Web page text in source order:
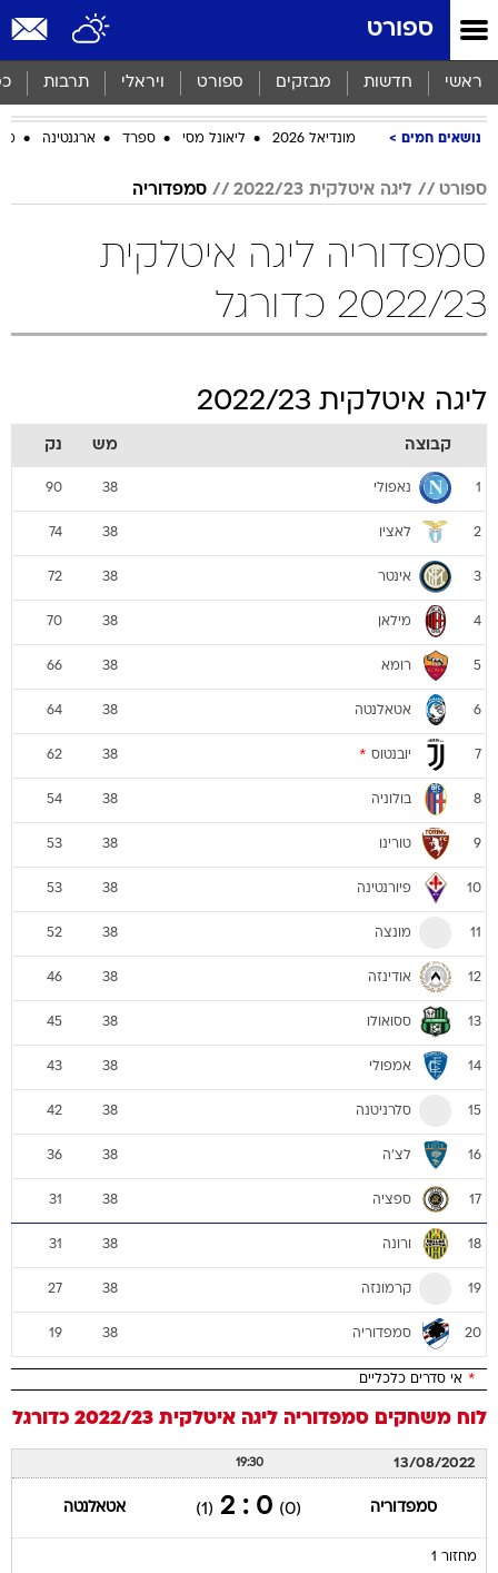
ספורט
ראשי חדשות מבזקים ספורט ויראלי תרבות
נושאים חמים מונדיאל 2026 ליאונל מסי ספרד ארגנטינה
ספורט ליגה איטלקית 2022/23 סמפדוריה
סמפדוריה ליגה איטלקית
2022/23 כדורגל
ליגה איטלקית 2022/23
קבוצה מש נק
1 נאפולי 38
90
2 לאציו 38
74
3 אינטר 38
72
4 מילאן 38
70
5 רומא 38
66
6 אטאלנטה 38
64
7 יובנטוס *
38
62
8 בולוניה 38
54
9 טורינו 38
53
10 פיורנטינה 38
53
11 מונצה 38
52
12 אודינזה 38
46
13 ססואולו 38
45
14 אמפולי 38
43
15 סלרניטנה 38
42
16 לצ'ה 38
36
17 ספציה 38
31
18 ורונה 38
31
19 קרמונזה 38
27
20 סמפדוריה 38
19
* אי סדרים כלכליים
לוח משחקים סמפדוריה ליגה איטלקית 2022/23 כדורגל
13/08/2022
19:30
סמפדוריה (0)
0 : 2
(1) אטאלנטה
מחזור 1